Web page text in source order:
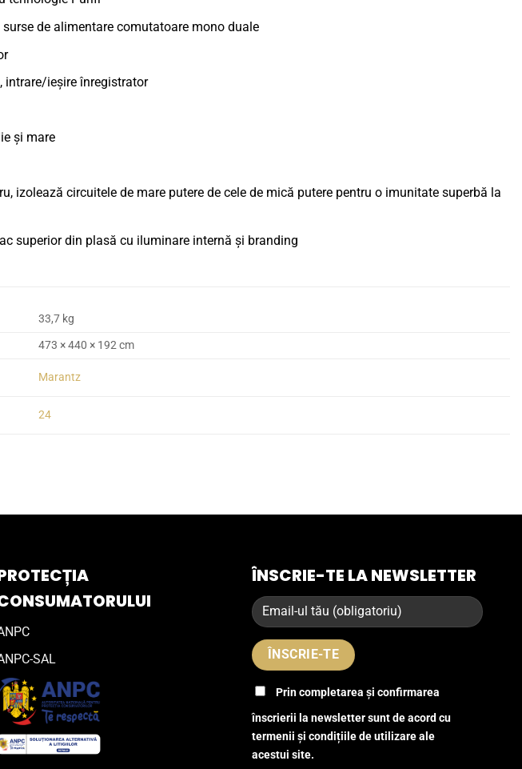
de alimentare comutatoare mono duale
intrare/ieșire înregistrator
și mare
izolează circuitele de mare putere de cele de mică putere pentru o imunitate superbă la
superior din plasă cu iluminare internă și branding
33,7 kg
473 × 440 × 192 cm
Marantz
24
SAL
ÎNSCRIE-TE LA NEWSLETTER
Prin completarea și confirmarea
înscrierii la newsletter sunt de acord cu
termenii și condițiile de utilizare ale
acestui site.